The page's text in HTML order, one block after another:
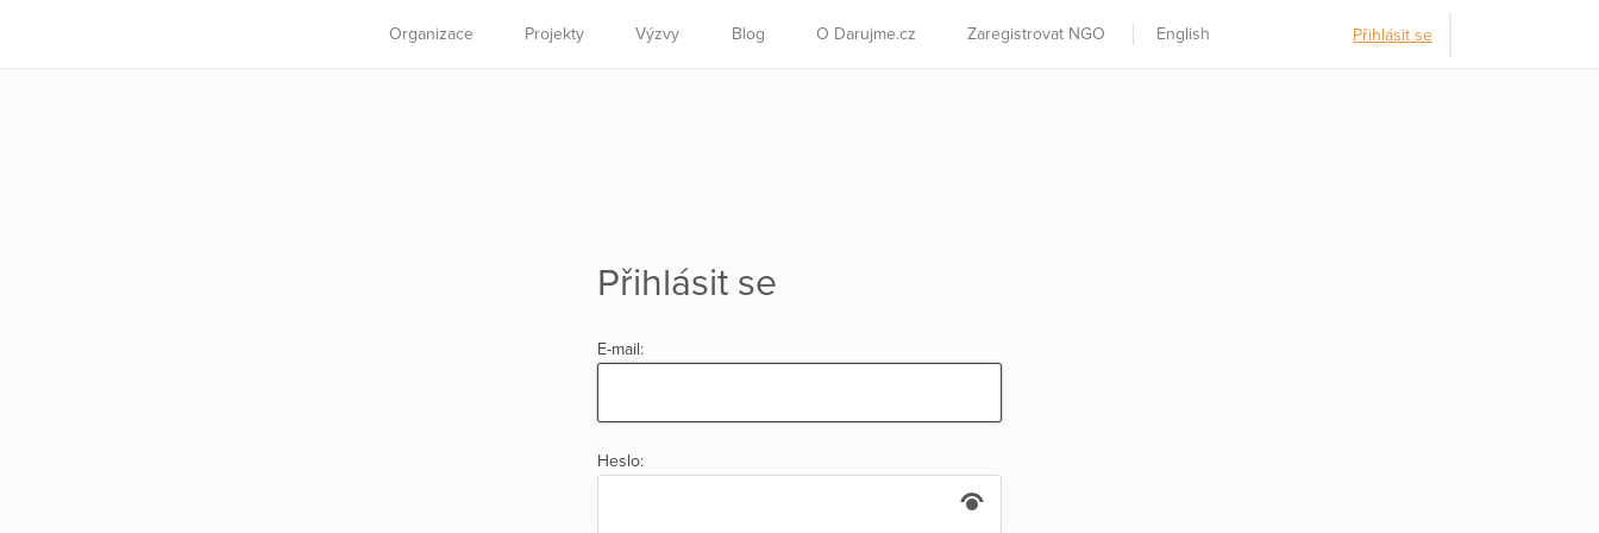
Organizace Projekty Výzvy Blog O Darujme.cz Zaregistrovat NGO English Přihlásit se
Přihlásit se
E-mail:
Heslo: